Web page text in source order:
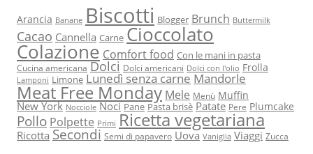
Arancia Banane Biscotti Blogger Brunch Buttermilk
Cacao Cannella Carne Cioccolato
Colazione Comfort food Con le mani in pasta
Cucina americana Dolci Dolci americani Dolci con l'olio Frolla
Lamponi Limone Lunedì senza carne Mandorle
Meat Free Monday Mele Menù Muffin
New York Nocciole Noci Pane Pasta brisè Patate Pere Plumcake
Pollo Polpette Primi Ricetta vegetariana
Ricotta Secondi Semi di papavero Uova Vaniglia Viaggi Zucca